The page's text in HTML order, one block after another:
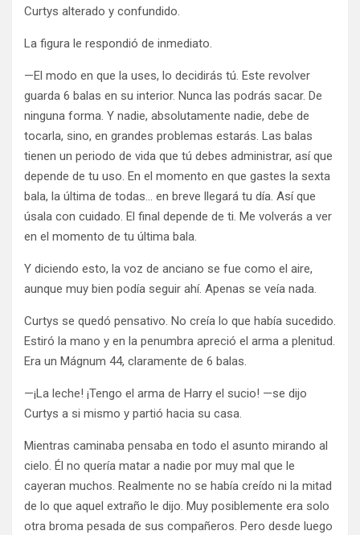
Curtys alterado y confundido.
La figura le respondió de inmediato.
—El modo en que la uses, lo decidirás tú. Este revolver
guarda 6 balas en su interior. Nunca las podrás sacar. De
ninguna forma. Y nadie, absolutamente nadie, debe de
tocarla, sino, en grandes problemas estarás. Las balas
tienen un periodo de vida que tú debes administrar, así que
depende de tu uso. En el momento en que gastes la sexta
bala, la última de todas… en breve llegará tu día. Así que
úsala con cuidado. El final depende de ti. Me volverás a ver
en el momento de tu última bala.
Y diciendo esto, la voz de anciano se fue como el aire,
aunque muy bien podía seguir ahí. Apenas se veía nada.
Curtys se quedó pensativo. No creía lo que había sucedido.
Estiró la mano y en la penumbra apreció el arma a plenitud.
Era un Mágnum 44, claramente de 6 balas.
—¡La leche! ¡Tengo el arma de Harry el sucio! —se dijo
Curtys a si mismo y partió hacia su casa.
Mientras caminaba pensaba en todo el asunto mirando al
cielo. Él no quería matar a nadie por muy mal que le
cayeran muchos. Realmente no se había creído ni la mitad
de lo que aquel extraño le dijo. Muy posiblemente era solo
otra broma pesada de sus compañeros. Pero desde luego